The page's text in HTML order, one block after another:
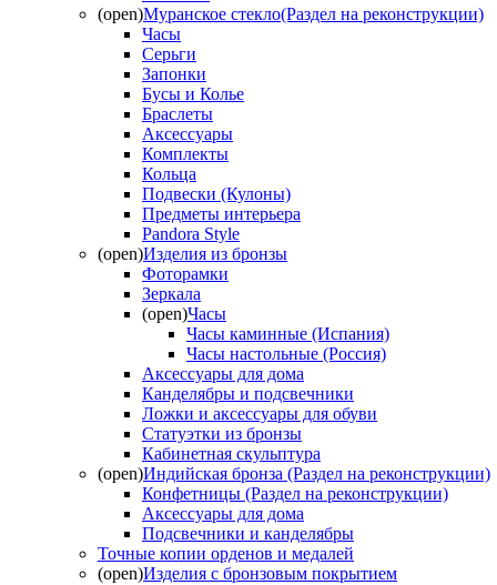
(open)Муранское стекло(Раздел на реконструкции)
Часы
Серьги
Запонки
Бусы и Колье
Браслеты
Аксессуары
Комплекты
Кольца
Подвески (Кулоны)
Предметы интерьера
Pandora Style
(open)Изделия из бронзы
Фоторамки
Зеркала
(open)Часы
Часы каминные (Испания)
Часы настольные (Россия)
Аксессуары для дома
Канделябры и подсвечники
Ложки и аксессуары для обуви
Статуэтки из бронзы
Кабинетная скульптура
(open)Индийская бронза (Раздел на реконструкции)
Конфетницы (Раздел на реконструкции)
Аксессуары для дома
Подсвечники и канделябры
Точные копии орденов и медалей
(open)Изделия с бронзовым покрытием